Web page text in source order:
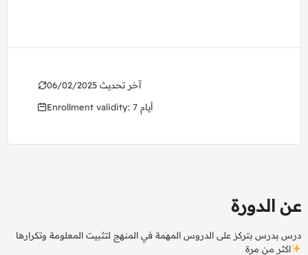
06/02/2025 آخر تحديث
Enrollment validity: 7 أيام
عن الدورة
درس بدرس بتركز على الدروس المهمة في المنهج لتثبيت المعلومة وتكرارها
اكثر من مرة